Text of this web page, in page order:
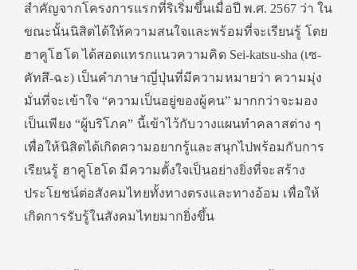
สำคัญจากโครงการแรกที่ริเริ่มขึ้นเมื่อปี พ.ศ. 2567 ว่า ใน
ขณะนั้นนิสิตได้ให้ความสนใจและพร้อมที่จะเรียนรู้ โดย
ฮาคูโฮโด ได้สอดแทรกแนวความคิด Sei-katsu-sha (เซ-
คัทสึ-ฉะ) เป็นคำภาษาญี่ปุ่นที่มีความหมายว่า ความมุ่ง
มั่นที่จะเข้าใจ “ความเป็นอยู่ของผู้คน” มากกว่าจะมอง
เป็นเพียง “ผู้บริโภค” นี้เข้าไว้กับวางแผนทำคลาสต่าง ๆ
เพื่อให้นิสิตได้เกิดความอยากรู้และสนุกไปพร้อมกับการ
เรียนรู้ ฮาคูโฮโด มีความตั้งใจเป็นอย่างยิ่งที่จะสร้าง
ประโยชน์ต่อสังคมไทยทั้งทางตรงและทางอ้อม เพื่อให้
เกิดการรับรู้ในสังคมไทยมากยิ่งขึ้น